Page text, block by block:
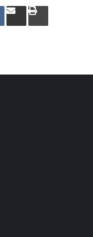
Compartilhar
Imprimir